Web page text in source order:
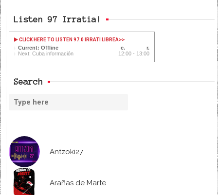
Listen 97 Irratia!
CLICK HERE TO LISTEN 97.0 IRRATI LIBREA>>
Current: Offline
Next: Cuba información
12:00 - 13:00
Search
Antzoki27
Arañas de Marte